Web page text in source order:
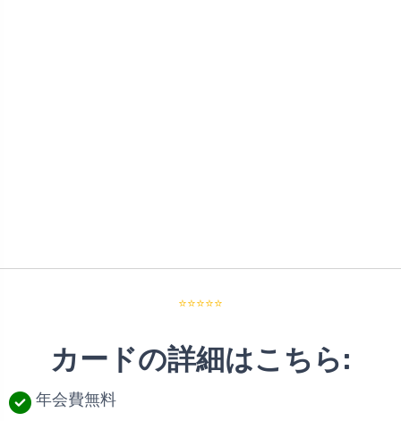
⭐⭐⭐⭐⭐
カードの詳細はこちら:
年会費無料